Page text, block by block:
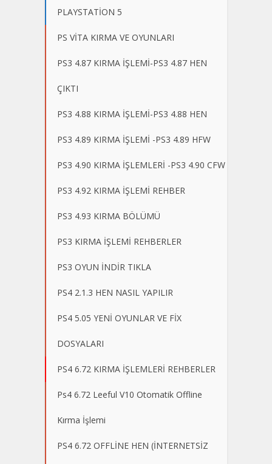
PLAYSTATİON 5
PS VİTA KIRMA VE OYUNLARI
PS3 4.87 KIRMA İŞLEMİ-PS3 4.87 HEN
ÇIKTI
PS3 4.88 KIRMA İŞLEMİ-PS3 4.88 HEN
PS3 4.89 KIRMA İŞLEMİ -PS3 4.89 HFW
PS3 4.90 KIRMA İŞLEMLERİ -PS3 4.90 CFW
PS3 4.92 KIRMA İŞLEMİ REHBER
PS3 4.93 KIRMA BÖLÜMÜ
PS3 KIRMA İŞLEMİ REHBERLER
PS3 OYUN İNDİR TIKLA
PS4 2.1.3 HEN NASIL YAPILIR
PS4 5.05 YENİ OYUNLAR VE FİX
DOSYALARI
PS4 6.72 KIRMA İŞLEMLERİ REHBERLER
Ps4 6.72 Leeful V10 Otomatik Offline
Kırma İşlemi
PS4 6.72 OFFLİNE HEN (İNTERNETSİZ